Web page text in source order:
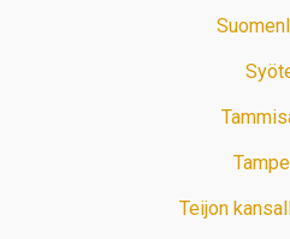
Teijon